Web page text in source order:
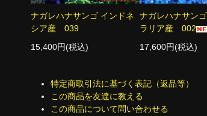
ナガレハナサンゴ インドネ
シア産 039
15,400円(税込)
ナガレハナサン
ラリア産 002
17,600円(税込)
特定商取引法に基づく表記（返品等）
この商品を友達に教える
この商品について問い合わせる